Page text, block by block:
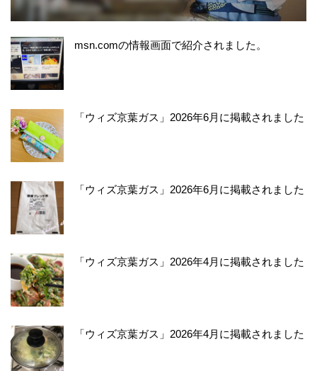
msn.comの情報画面で紹介されました。
「ウィズ京葉ガス」2026年6月に掲載されました
「ウィズ京葉ガス」2026年6月に掲載されました
「ウィズ京葉ガス」2026年4月に掲載されました
「ウィズ京葉ガス」2026年4月に掲載されました